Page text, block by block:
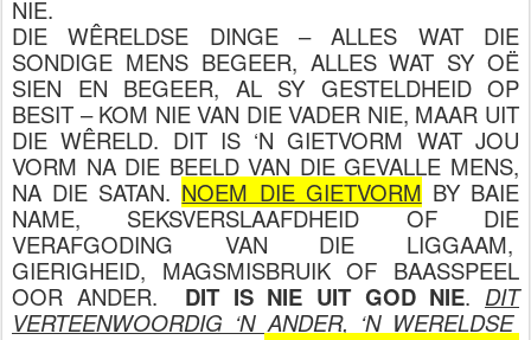
NIE.
DIE WÊRELDSE DINGE – ALLES WAT DIE
SONDIGE MENS BEGEER, ALLES WAT SY OË
SIEN EN BEGEER, AL SY GESTELDHEID OP
BESIT – KOM NIE VAN DIE VADER NIE, MAAR UIT
DIE WÊRELD. DIT IS ‘N GIETVORM WAT JOU
VORM NA DIE BEELD VAN DIE GEVALLE MENS,
NA DIE SATAN. NOEM DIE GIETVORM BY BAIE
NAME, SEKSVERSLAAFDHEID OF DIE
VERAFGODING VAN DIE LIGGAAM,
GIERIGHEID, MAGSMISBRUIK OF BAASSPEEL
OOR ANDER. DIT IS NIE UIT GOD NIE. DIT
VERTEENWOORDIG ‘N ANDER, ‘N WERELDSE